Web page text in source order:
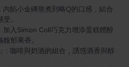
: 內餡小金磚熬煮到略Q的口感，結合
: 加入Simon Coll巧克力增添蛋糕體醇
: 咖啡與奶酒的組合，誘惑酒香與醇